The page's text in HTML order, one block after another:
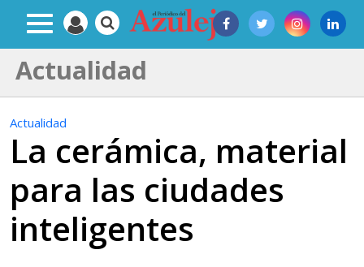
Actualidad
Actualidad
La cerámica, material
para las ciudades
inteligentes